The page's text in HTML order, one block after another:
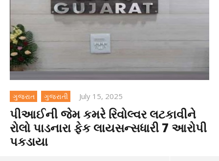
ગુજરાત ગુજરાતી July 15, 2025
પીઆઈની જેમ કમરે રિવોલ્વર લટકાવીને
રોલો પાડનારા ફેક લાયસન્સધારી 7 આરોપી
પકડાયા